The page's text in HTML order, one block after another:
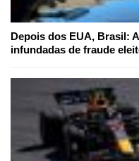
Depois dos EUA, Brasil:
infundadas de fraude